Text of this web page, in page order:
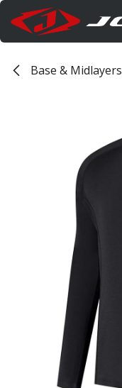
Overslaan naar inhoud
Base & Midlayers